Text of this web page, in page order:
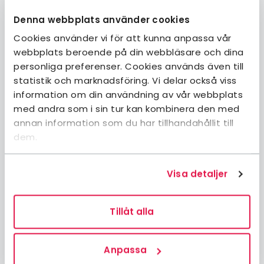
Denna webbplats använder cookies
Cookies använder vi för att kunna anpassa vår
webbplats beroende på din webbläsare och dina
personliga preferenser. Cookies används även till
statistik och marknadsföring. Vi delar också viss
information om din användning av vår webbplats
med andra som i sin tur kan kombinera den med
annan information som du har tillhandahållit till
dem.
Visa detaljer
Tillåt alla
Anpassa
Bli medlem
Logga in på Mina sidor
Logga in på Min bokning
Kontakta oss
Frågor och svar
Boka boende
Boka aktiviteter
Guider & tips
Om STF